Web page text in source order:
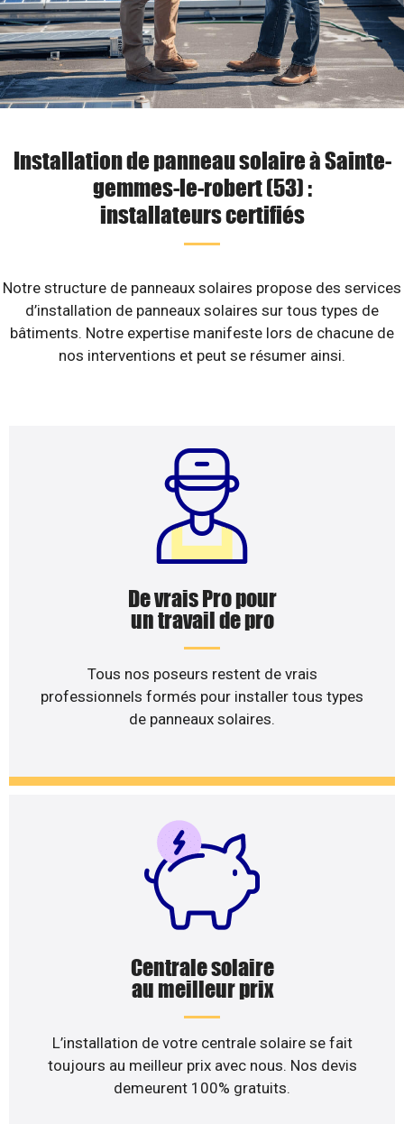
Installation de panneau solaire à Sainte-
gemmes-le-robert (53) :
installateurs certifiés
Notre structure de panneaux solaires propose des services
d’installation de panneaux solaires sur tous types de
bâtiments. Notre expertise manifeste lors de chacune de
nos interventions et peut se résumer ainsi.
De vrais Pro pour
un travail de pro
Tous nos poseurs restent de vrais
professionnels formés pour installer tous types
de panneaux solaires.
Centrale solaire
au meilleur prix
L’installation de votre centrale solaire se fait
toujours au meilleur prix avec nous. Nos devis
demeurent 100% gratuits.